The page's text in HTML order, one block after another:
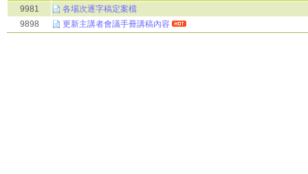
9981
各場次逐字稿定案檔
9898
更新主講者會議手冊講稿內容